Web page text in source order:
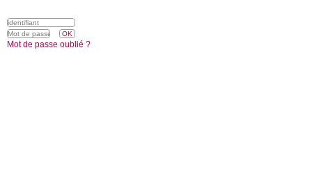
Mot de passe oublié ?